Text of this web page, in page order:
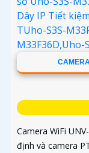
Camera WiFi
định và camera